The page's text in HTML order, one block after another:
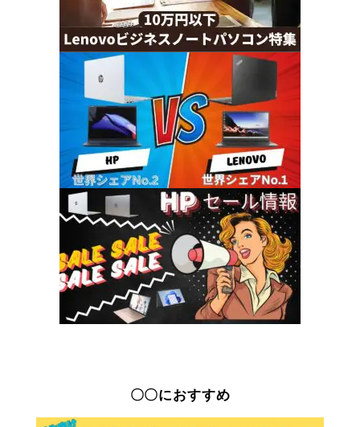
〇〇におすすめ